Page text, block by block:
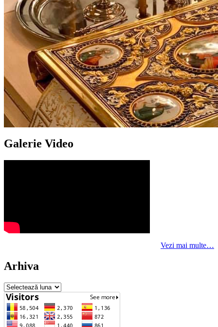
Galerie Video
Vezi mai multe…
Arhiva
Arhiva